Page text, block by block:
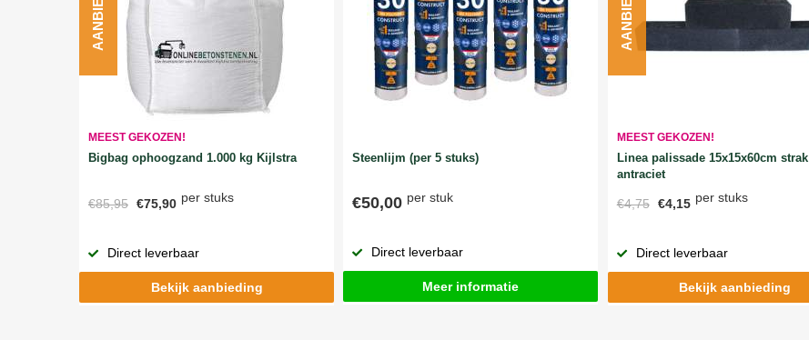
MEEST GEKOZEN!
Bigbag ophoogzand 1.000 kg Kijlstra
€85,95 €75,90 per stuks
Direct leverbaar
Bekijk aanbieding
Steenlijm (per 5 stuks)
€50,00 per stuk
Direct leverbaar
Meer informatie
MEEST GEKOZEN!
Linea palissade 15x15x60cm strak
antraciet
€4,75 €4,15 per stuks
Direct leverbaar
Bekijk aanbieding